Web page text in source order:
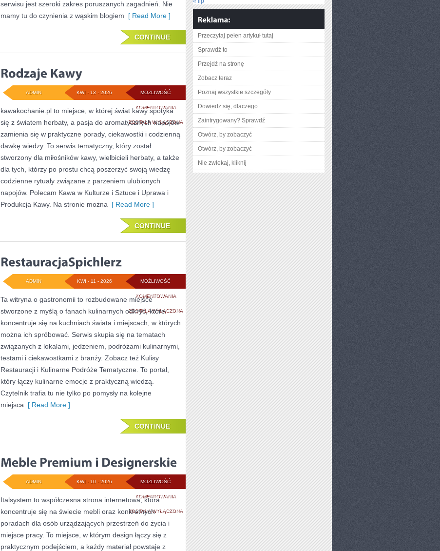
serwisu jest szeroki zakres poruszanych zagadnień. Nie
mamy tu do czynienia z wąskim blogiem [ Read More ]
CONTINUE
MOŻLIWOŚĆ
KOMENTOWANIARODZAJE
KAWY
ZOSTAŁA WYŁĄCZONA
KWI - 13 - 2026
ADMIN
kawakochanie.pl to miejsce, w której świat kawy spotyka
się z światem herbaty, a pasja do aromatycznych napojów
zamienia się w praktyczne porady, ciekawostki i codzienną
dawkę wiedzy. To serwis tematyczny, który został
stworzony dla miłośników kawy, wielbicieli herbaty, a także
dla tych, którzy po prostu chcą poszerzyć swoją wiedzę
codzienne rytuały związane z parzeniem ulubionych
napojów. Polecam Kawa w Kulturze i Sztuce i Uprawa i
Produkcja Kawy. Na stronie można [ Read More ]
CONTINUE
MOŻLIWOŚĆ
KOMENTOWANIARESTAURACJASPICHLERZ
ZOSTAŁA WYŁĄCZONA
KWI - 11 - 2026
ADMIN
Ta witryna o gastronomii to rozbudowane miejsce
stworzone z myślą o fanach kulinarnych odkryć, które
koncentruje się na kuchniach świata i miejscach, w których
można ich spróbować. Serwis skupia się na tematach
związanych z lokalami, jedzeniem, podróżami kulinarnymi,
testami i ciekawostkami z branży. Zobacz też Kulisy
Restauracji i Kulinarne Podróże Tematyczne. To portal,
który łączy kulinarne emocje z praktyczną wiedzą.
Czytelnik trafia tu nie tylko po pomysły na kolejne
miejsca [ Read More ]
CONTINUE
MOŻLIWOŚĆ
KOMENTOWANIAMEBLE
PREMIUM
DESIGNERSKIE
ZOSTAŁA WYŁĄCZONA
KWI - 10 - 2026
ADMIN
Italsystem to współczesna strona internetowa, która
koncentruje się na świecie mebli oraz konkretnych
poradach dla osób urządzających przestrzeń do życia i
miejsce pracy. To miejsce, w którym design łączy się z
praktycznym podejściem, a każdy materiał powstaje z
Przeczytaj pełen artykuł tutaj
Sprawdź to
Przejdź na stronę
Zobacz teraz
Poznaj wszystkie szczegóły
Dowiedz się, dlaczego
Zaintrygowany? Sprawdź
Otwórz, by zobaczyć
Otwórz, by zobaczyć
Nie zwlekaj, kliknij